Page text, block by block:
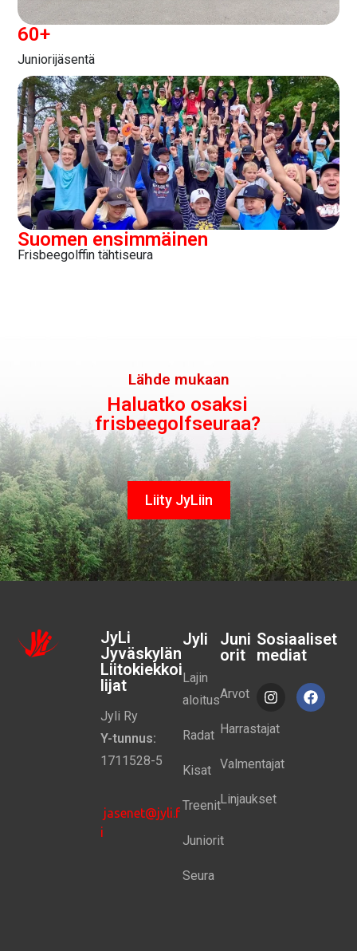
Juniorijäsentä
60+
Suomen ensimmäinen
Frisbeegolffin tähtiseura
Lähde mukaan
Haluatko osaksi
frisbeegolfseuraa?
Liity JyLiin
JyLi
Jyväskylän
Liitokiekkoi
lijat
Jyli Ry
Y-tunnus:
1711528-5
jasenet@jyli.f
i
Jyli
Lajin
aloitus
Radat
Kisat
Treenit
Juniorit
Seura
Juni
orit
Arvot
Harrastajat
Valmentajat
Linjaukset
Sosiaaliset
mediat